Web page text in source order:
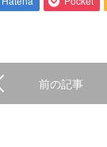
前の記事